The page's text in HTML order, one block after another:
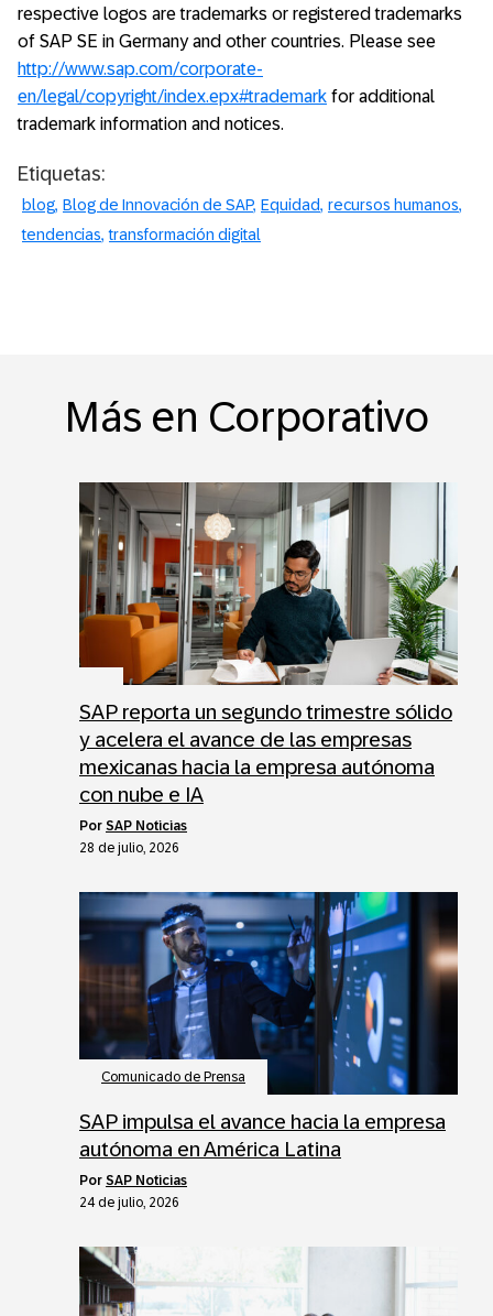
respective logos are trademarks or registered trademarks
of SAP SE in Germany and other countries. Please see
http://www.sap.com/corporate-
en/legal/copyright/index.epx#trademark for additional
trademark information and notices.
Etiquetas:
blog Blog de Innovación de SAP Equidad recursos humanos
tendencias transformación digital
Más en Corporativo
SAP reporta un segundo trimestre sólido
y acelera el avance de las empresas
mexicanas hacia la empresa autónoma
con nube e IA
por SAP Noticias
28 de julio, 2026
Comunicado de Prensa
SAP impulsa el avance hacia la empresa
autónoma en América Latina
por SAP Noticias
24 de julio, 2026